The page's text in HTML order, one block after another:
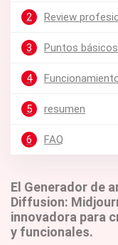
2 Review
3 Puntos básicos
4
5 resumen
6 FAQ
El Generador de
Diffusion:
innovadora para
y funcionales.